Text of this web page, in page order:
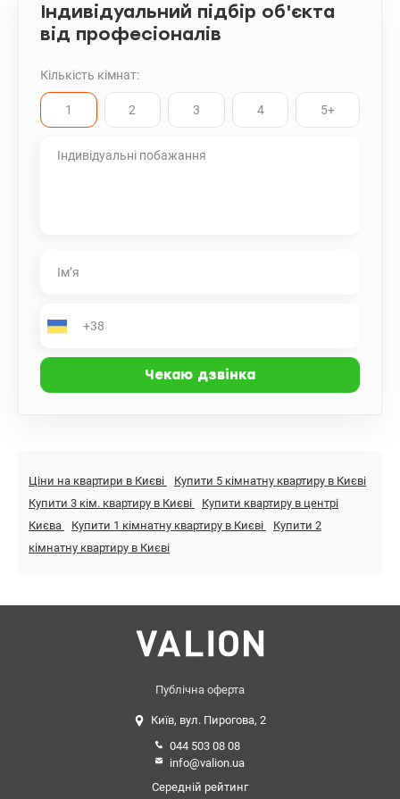
Індивідуальний підбір об'єкта
від професіоналів
Кількість кімнат:
1 2 3 4 5+
Ціни на квартири в Києві
Купити 5 кімнатну квартиру в Києві
Купити 3 кім. квартиру в Києві
Купити квартиру в центрі
Києва
Купити 1 кімнатну квартиру в Києві
Купити 2
кімнатну квартиру в Києві
Публічна оферта
Київ, вул. Пирогова, 2
044 503 08 08
info@valion.ua
Середній рейтинг